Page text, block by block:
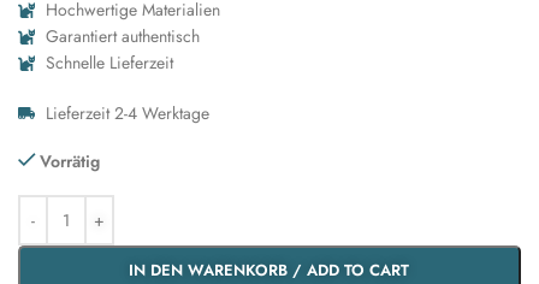
Hochwertige Materialien
Garantiert authentisch
Schnelle Lieferzeit
Lieferzeit 2-4 Werktage
Vorrätig
IN DEN WARENKORB / ADD TO CART